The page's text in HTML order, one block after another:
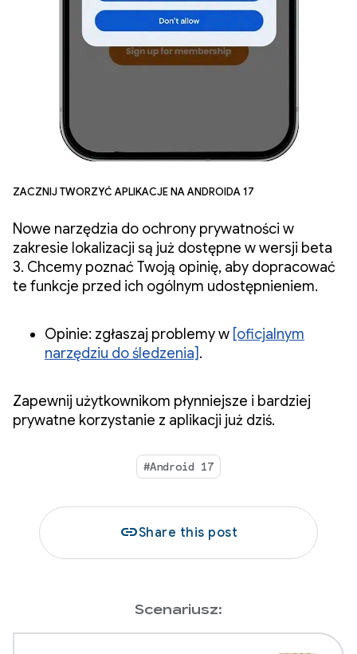
Zacznij tworzyć aplikacje na Androida 17
Nowe narzędzia do ochrony prywatności w
zakresie lokalizacji są już dostępne w wersji beta
3. Chcemy poznać Twoją opinię, aby dopracować
te funkcje przed ich ogólnym udostępnieniem.
Opinie: zgłaszaj problemy w [oficjalnym
narzędziu do śledzenia].
Zapewnij użytkownikom płynniejsze i bardziej
prywatne korzystanie z aplikacji już dziś.
#Android 17
linkShare this post
Scenariusz: